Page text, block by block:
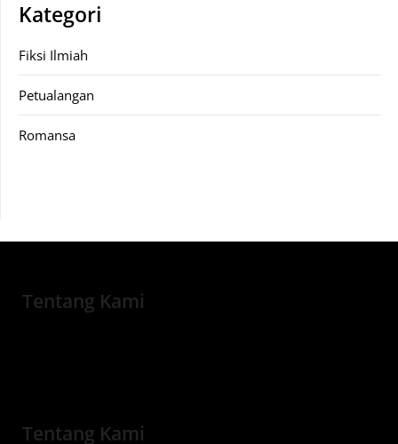
Kategori
Fiksi Ilmiah
Petualangan
Romansa
Tentang Kami
Tentang Kami